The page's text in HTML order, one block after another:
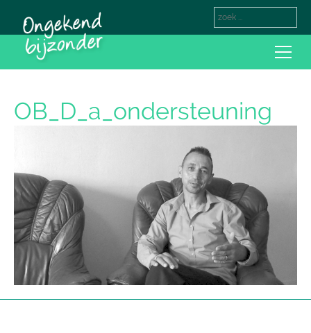
OB_D_a_ondersteuning